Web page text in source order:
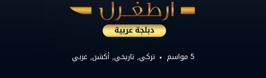
5 مواسم تركي تاريخي أكشن عربي